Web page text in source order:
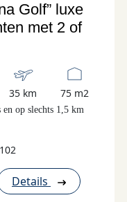
Golf” luxe
met 2 of
35 km 75 m2
op slechts 1,5 km
Details